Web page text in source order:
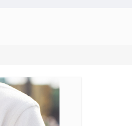
bramka umożliwia bezpłatne
SMS, pozwalając
promować usługi, zarabiać na
i zwiększać zasięg poprzez
stroną internetową.